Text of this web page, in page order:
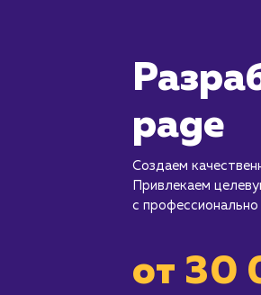
page
Создаем
Привлекаем
с
от 30